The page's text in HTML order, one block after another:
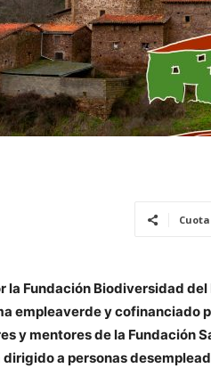
Cuota
la Fundación Biodiversidad
empleaverde y cofinanciado
y mentores de la Fundación
a personas